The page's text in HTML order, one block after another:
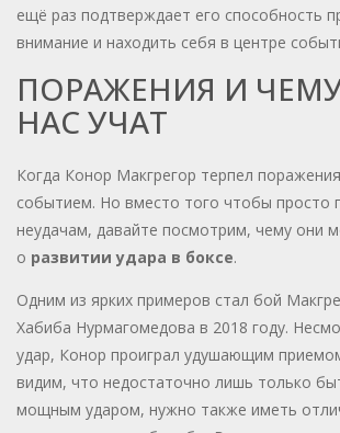
ещё раз подтверждает его способность
внимание и находить себя в центре
ПОРАЖЕНИЯ И
НАС УЧАТ
Когда Конор Макгрегор терпел
событием. Но вместо того чтобы просто
неудачам, давайте посмотрим, чему они
о развитии удара в боксе.
Одним из ярких примеров стал бой
Хабиба Нурмагомедова в 2018 году.
удар, Конор проиграл удушающим
видим, что недостаточно лишь только
мощным ударом, нужно также иметь